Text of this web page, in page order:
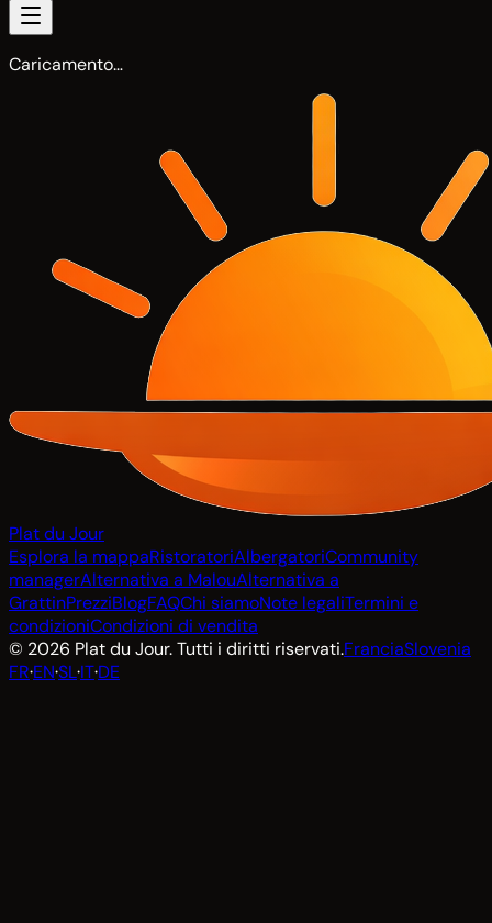
Caricamento…
Plat du Jour
Esplora la mappaRistoratoriAlbergatoriCommunity
managerAlternativa a MalouAlternativa a
GrattinPrezziBlogFAQChi siamoNote legaliTermini e
condizioniCondizioni di vendita
© 2026 Plat du Jour. Tutti i diritti riservati.FranciaSlovenia
FR·EN·SL·IT·DE